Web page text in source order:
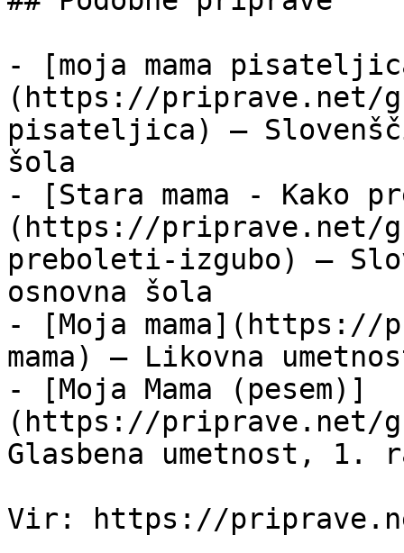
- [moja mama
(https://priprave.net/
pisateljica) —
šola
- [Stara mama - Kako
(https://priprave.net/
preboleti-izgubo) —
osnovna šola
- [Moja mama](https://
mama) — Likovna
- [Moja Mama (pesem)]
(https://priprave.net/
Glasbena umetnost, 1.